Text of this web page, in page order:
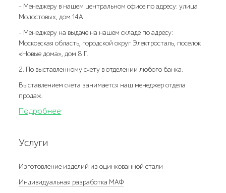
- Менеджеру в нашем центральном офисе по адресу: улица
Молостовых, дом 14А.
- Менеджеру на выдаче на нашем складе по адресу:
Московская область, городской округ Электросталь, поселок
«Новые дома», дом 8 Г.
2. По выставленному счету в отделении любого банка.
Выставлением счета занимается наш менеджер отдела
продаж.
Подробнее
Услуги
Изготовление изделий из оцинкованной стали
Индивидуальная разработка МАФ